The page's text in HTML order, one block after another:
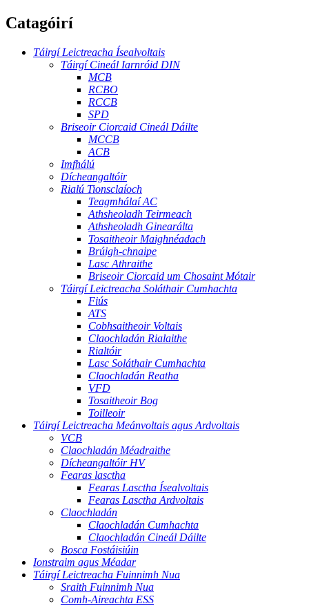
Catagóirí
Táirgí Leictreacha Ísealvoltais
Táirgí Cineál Iarnróid DIN
MCB
RCBO
RCCB
SPD
Briseoir Ciorcaid Cineál Dáilte
MCCB
ACB
Imfhálú
Dícheangaltóir
Rialú Tionsclaíoch
Teagmhálaí AC
Athsheoladh Teirmeach
Athsheoladh Ginearálta
Tosaitheoir Maighnéadach
Brúigh-chnaipe
Lasc Athraithe
Briseoir Ciorcaid um Chosaint Mótair
Táirgí Leictreacha Soláthair Cumhachta
Fiús
ATS
Cobhsaitheoir Voltais
Claochladán Rialaithe
Rialtóir
Lasc Soláthair Cumhachta
Claochladán Reatha
VFD
Tosaitheoir Bog
Toilleoir
Táirgí Leictreacha Meánvoltais agus Ardvoltais
VCB
Claochladán Méadraithe
Dícheangaltóir HV
Fearas lasctha
Fearas Lasctha Ísealvoltais
Fearas Lasctha Ardvoltais
Claochladán
Claochladán Cumhachta
Claochladán Cineál Dáilte
Bosca Fostáisiúin
Ionstraim agus Méadar
Táirgí Leictreacha Fuinnimh Nua
Sraith Fuinnimh Nua
Comh-Aireachta ESS